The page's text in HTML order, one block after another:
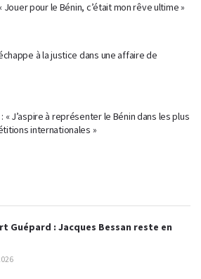
Jouer pour le Bénin, c’était mon rêve ultime »
à la justice dans une affaire de
« J’aspire à représenter le Bénin dans les plus
internationales »
Guépard : Jacques Bessan reste en